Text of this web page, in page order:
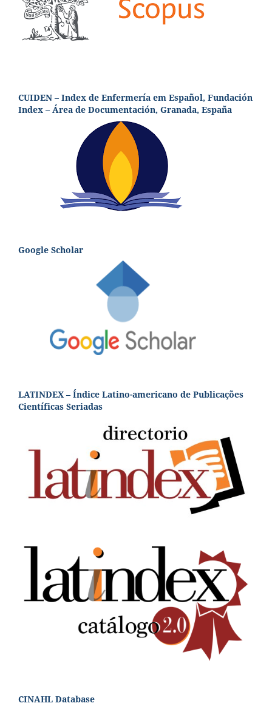
CUIDEN – Index de Enfermería em Español, Fundación
Index – Área de Documentación, Granada, España
Google Scholar
LATINDEX – Índice Latino-americano de Publicações
Científicas Seriadas
CINAHL Database